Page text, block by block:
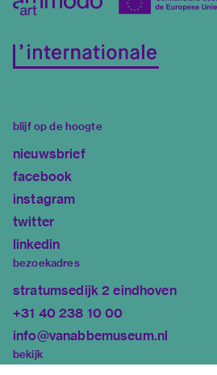
blijf op de hoogte
nieuwsbrief
facebook
instagram
twitter
linkedin
bezoekadres
stratumsedijk 2 eindhoven
+31 40 238 10 00
info@vanabbemuseum.nl
bekijk